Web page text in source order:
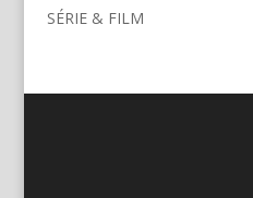
SÉRIE & FILM